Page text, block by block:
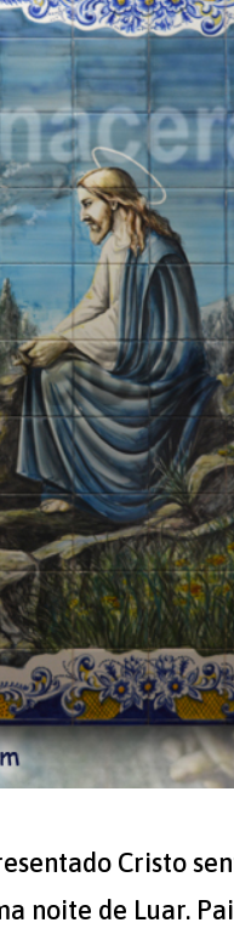
Cristo
noite de Luar.